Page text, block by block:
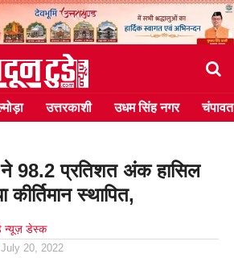
उत्तरकाशी उधम सिंह नगर चंपावत
98.2 प्रतिशत अंक हासिल
स्थापित,
न्यूज़ डेस्क
July 20, 2022